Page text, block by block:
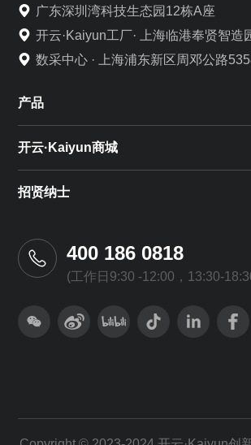
广东深圳湾科技生态园12栋A座
开云·Kaiyun工厂· 上海临港奉贤智造
数采中心 · 上海浦东新区周邓公路
产品
开云·Kaiyun商城
招贤纳士
400 186 0818
(工作日9:30 -12:00，13:30-